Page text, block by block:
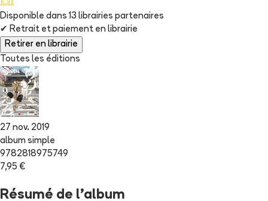
Disponible dans 13 librairies partenaires
✔ Retrait et paiement en librairie
Retirer en librairie
Toutes les éditions
27 nov. 2019
album simple
9782818975749
7,95 €
Résumé de l'album